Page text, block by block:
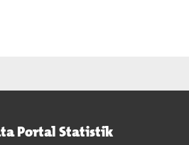
Portal Statistik